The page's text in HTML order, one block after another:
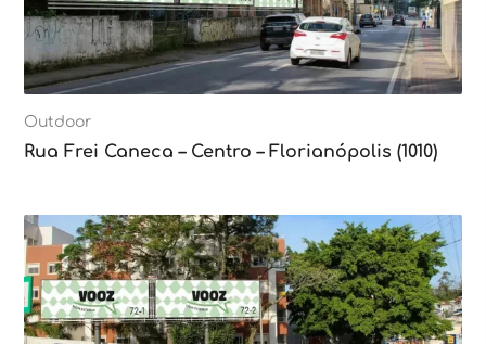
Outdoor
Rua Frei Caneca – Centro – Florianópolis (1010)